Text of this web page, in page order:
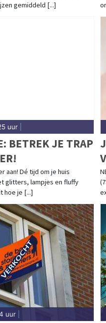
gemiddeld [...]
uur
BETREK JE TRAP
aan! Dé tijd om je huis
glitters, lampjes en fluffy
hoe je [...]
uur